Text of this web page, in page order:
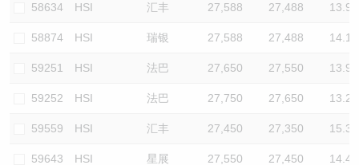
58634 HSI 汇丰 27,588 27,488 13.9
58874 HSI 瑞银 27,588 27,488 14.1
59251 HSI 法巴 27,650 27,550 13.9
59252 HSI 法巴 27,750 27,650 13.2
59559 HSI 汇丰 27,450 27,350 15.3
59643 HSI 星展 27,550 27,450 14.4